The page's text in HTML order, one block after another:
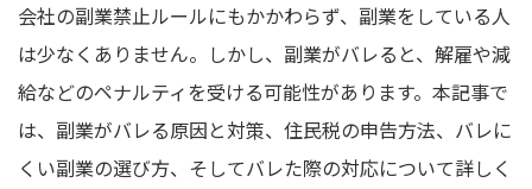
会社の副業禁止ルールにもかかわらず、副業をしている人
は少なくありません。しかし、副業がバレると、解雇や減
給などのペナルティを受ける可能性があります。本記事で
は、副業がバレる原因と対策、住民税の申告方法、バレに
くい副業の選び方、そしてバレた際の対応について詳しく